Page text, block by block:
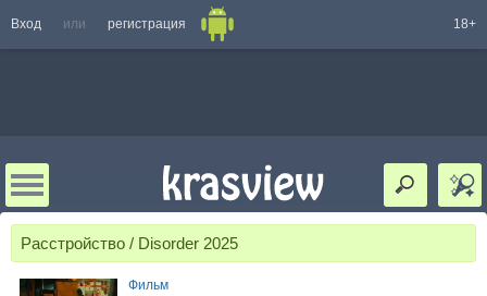
Вход или регистрация 18+
Расстройство / Disorder 2025
Фильм